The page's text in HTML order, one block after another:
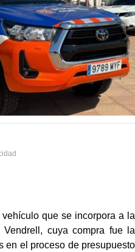
que se incorpora a la
cuya compra fue la
en el proceso de presupuesto